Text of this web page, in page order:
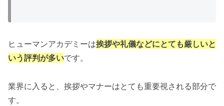
ヒューマンアカデミーは挨拶や礼儀などにとても厳しいと
いう評判が多いです。
業界に入ると、挨拶やマナーはとても重要視される部分で
す。